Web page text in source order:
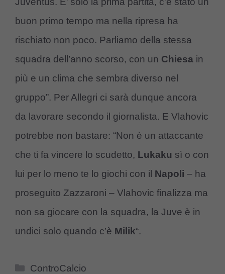
buon primo tempo ma nella ripresa ha
rischiato non poco. Parliamo della stessa
squadra dell’anno scorso, con un Chiesa in
più e un clima che sembra diverso nel
gruppo”. Per Allegri ci sarà dunque ancora
da lavorare secondo il giornalista. E Vlahovic
potrebbe non bastare: “Non è un attaccante
che ti fa vincere lo scudetto, Lukaku sì o con
lui per lo meno te lo giochi con il Napoli – ha
proseguito Zazzaroni – Vlahovic finalizza ma
non sa giocare con la squadra, la Juve è in
undici solo quando c’è Milik“.
Categorie
ControCalcio